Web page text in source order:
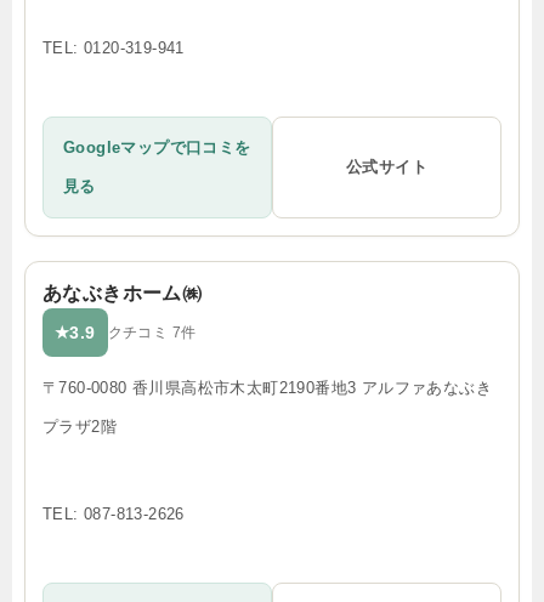
TEL: 0120-319-941
Googleマップで口コミを
見る
公式サイト
あなぶきホーム㈱
★3.9 クチコミ 7件
〒760-0080 香川県高松市木太町2190番地3 アルファあなぶき
プラザ2階
TEL: 087-813-2626